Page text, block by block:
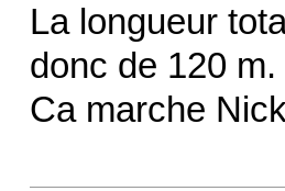
La longueur
donc de 120 m.
Ca marche